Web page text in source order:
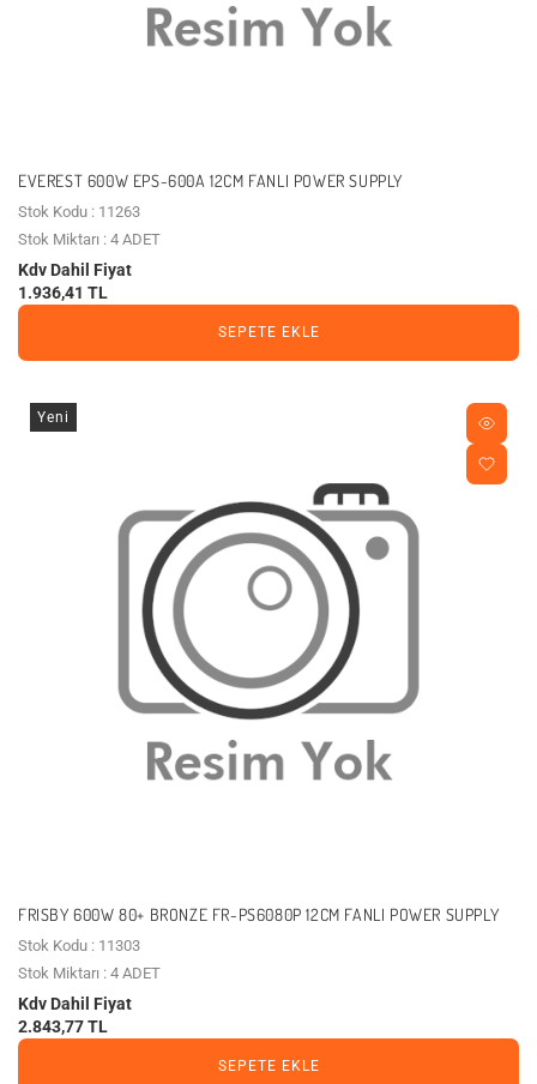
EVEREST 600W EPS-600A 12CM FANLI POWER SUPPLY
Stok Kodu : 11263
Stok Miktarı : 4 ADET
Kdv Dahil Fiyat
1.936,41 TL
SEPETE EKLE
Yeni
FRISBY 600W 80+ BRONZE FR-PS6080P 12CM FANLI POWER SUPPLY
Stok Kodu : 11303
Stok Miktarı : 4 ADET
Kdv Dahil Fiyat
2.843,77 TL
SEPETE EKLE